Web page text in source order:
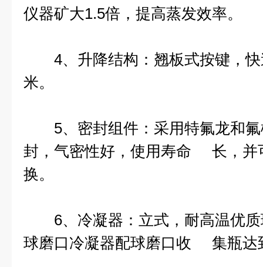
仪器矿大1.5倍，提高蒸发效率。
4、升降结构：翘板式按键，快
米。
5、密封组件：采用特氟龙和氟
封，气密性好，使用寿命 长，并
换。
6、冷凝器：立式，耐高温优质
球磨口冷凝器配球磨口收 集瓶达